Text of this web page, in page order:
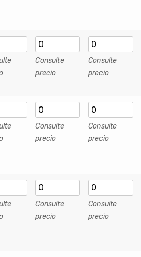
Consulte
precio
Consulte
precio
Consulte
precio
Consulte
precio
Consulte
precio
Consulte
precio